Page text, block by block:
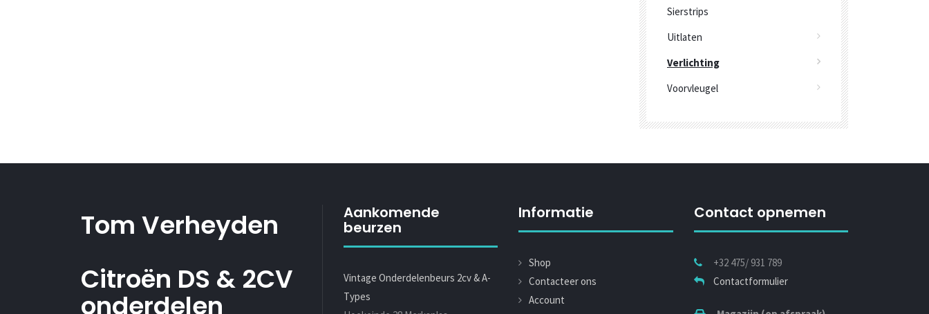
Sierstrips
Uitlaten
Verlichting
Voorvleugel
Tom Verheyden
Citroën DS & 2CV
onderdelen
Aankomende
beurzen
Vintage Onderdelenbeurs 2cv & A-
Types
Informatie
Shop
Contacteer ons
Account
Contact opnemen
+32 475/ 931 789
Contactformulier